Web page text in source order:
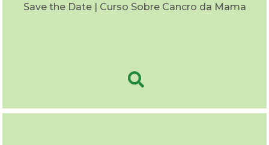
Save the Date | Curso Sobre Cancro da Mama